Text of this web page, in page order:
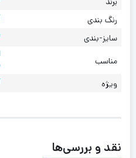
رنگ بندی
سایز-بندی
مناسب
ویژه
نقد و بررسی‌ها